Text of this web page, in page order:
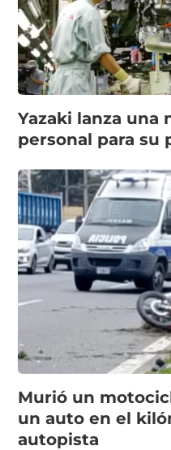
Yazaki lanza una
personal para su
Murió un
un auto en el
autopista